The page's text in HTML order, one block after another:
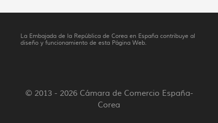
La Embajada de la República de Corea en España contribuye al
diseño y funcionamiento de esta Página Web.
© 2013 - 2026 Cámara de Comercio España-
Corea